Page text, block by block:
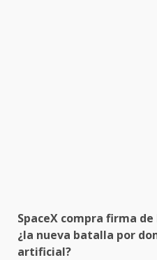
SpaceX compra firma
¿la nueva batalla por
artificial?